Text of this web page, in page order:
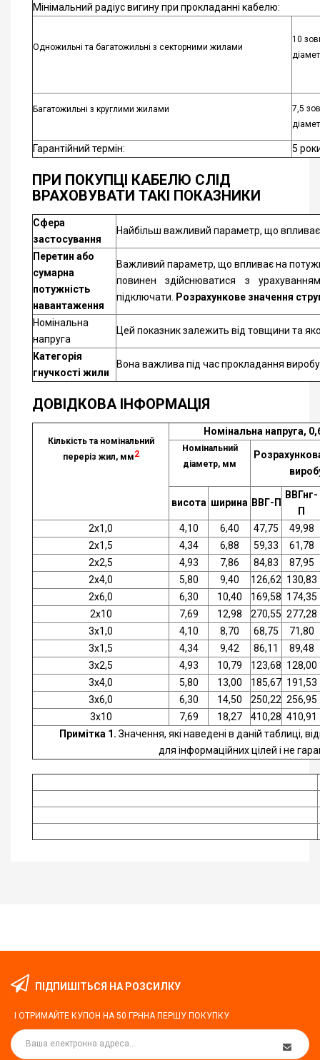
Мінімальний радіус вигину при прокладанні кабелю:
Одножильні та багатожильні з секторними жилами
10
Багатожильні з круглими жилами
7,5
Гарантійний термін: 5
ПРИ ПОКУПЦІ КАБЕЛЮ СЛІД
ВРАХОВУВАТИ ТАКІ ПОКАЗНИКИ
Сфера
застосування
Найбільш важливий параметр, що впливає
Перетин або
сумарна
потужність
навантаження
Важливий параметр, що впливає на
повинен здійснюватися з
підключати.
Розрахункове значення
Номінальна
напруга
Цей показник залежить від товщини та
Категорія
гнучкості жили
Вона важлива під час прокладання
ДОВІДКОВА ІНФОРМАЦІЯ
Кількість та номінальний
переріз жил, мм2
Номінальна напруга,
Номінальний
діаметр, мм
висота ширина ВВГ-П
ВВГнг-
П
2х1,0
4,10 6,40 47,75
49,98
2х1,5
4,34 6,88 59,33
61,78
2х2,5
4,93 7,86 84,83
87,95
2х4,0
5,80 9,40 126,62 130,83
2х6,0
6,30 10,40 169,58 174,35
2х10
7,69 12,98 270,55 277,28
3х1,0
4,10 8,70 68,75
71,80
3х1,5
4,34 9,42 86,11
89,48
3х2,5
4,93 10,79 123,68 128,00
3х4,0
5,80 13,00 185,67 191,53
3х6,0
6,30 14,50 250,22 256,95
3х10
7,69 18,27 410,28 410,91
Примітка 1. Значення, які наведені в даній таблиці,
для інформаційних цілей і не
ПІДПИШІТЬСЯ НА РОЗСИЛКУ
І ОТРИМАЙТЕ КУПОН НА50 ГРННА ПЕРШУ ПОКУПКУ